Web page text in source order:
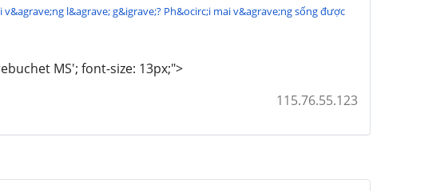
v&agrave;ng l&agrave; g&igrave;? Ph&ocirc;i mai v&agrave;ng sống được
MS'; font-size: 13px;">
115.76.55.123